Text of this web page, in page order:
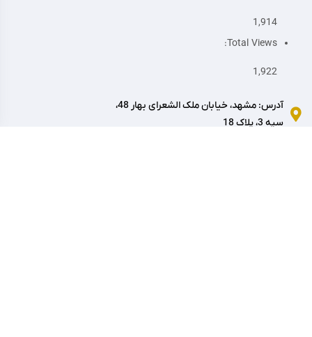
1,914
Total Views:
1,922
آدرس: مشهد، خیابان ملک الشعرای بهار 48،
سپه 3، پلاک 18